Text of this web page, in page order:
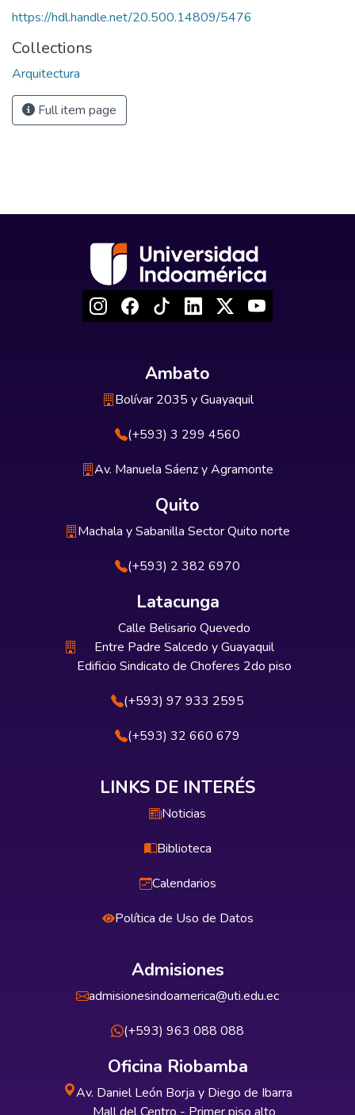
https://hdl.handle.net/20.500.14809/5476
Collections
Arquitectura
Full item page
Ambato
Bolívar 2035 y Guayaquil
(+593) 3 299 4560
Av. Manuela Sáenz y Agramonte
Quito
Machala y Sabanilla Sector Quito norte
(+593) 2 382 6970
Latacunga
Calle Belisario Quevedo
Entre Padre Salcedo y Guayaquil
Edificio Sindicato de Choferes 2do piso
(+593) 97 933 2595
(+593) 32 660 679
LINKS DE INTERÉS
Noticias
Biblioteca
Calendarios
Política de Uso de Datos
Admisiones
admisionesindoamerica@uti.edu.ec
(+593) 963 088 088
Oficina Riobamba
Av. Daniel León Borja y Diego de Ibarra